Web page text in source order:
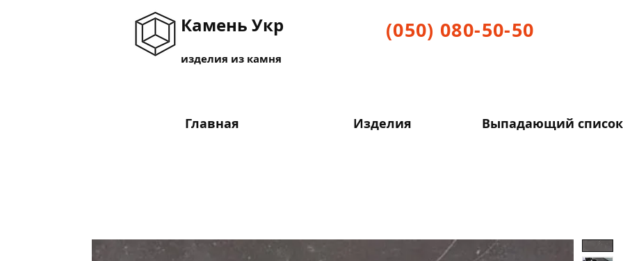
Камень Укр
изделия из камня
(050) 080-50-50
Главная Изделия Выпадающий список